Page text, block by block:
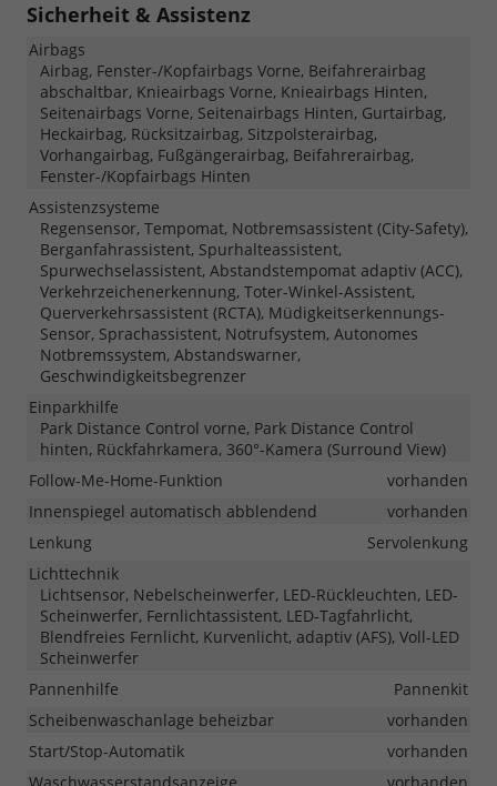
Sicherheit & Assistenz
Airbags
Airbag, Fenster-/Kopfairbags Vorne, Beifahrerairbag
abschaltbar, Knieairbags Vorne, Knieairbags Hinten,
Seitenairbags Vorne, Seitenairbags Hinten, Gurtairbag,
Heckairbag, Rücksitzairbag, Sitzpolsterairbag,
Vorhangairbag, Fußgängerairbag, Beifahrerairbag,
Fenster-/Kopfairbags Hinten
Assistenzsysteme
Regensensor, Tempomat, Notbremsassistent (City-Safety),
Berganfahrassistent, Spurhalteassistent,
Spurwechselassistent, Abstandstempomat adaptiv (ACC),
Verkehrzeichenerkennung, Toter-Winkel-Assistent,
Querverkehrsassistent (RCTA), Müdigkeitserkennungs-
Sensor, Sprachassistent, Notrufsystem, Autonomes
Notbremssystem, Abstandswarner,
Geschwindigkeitsbegrenzer
Einparkhilfe
Park Distance Control vorne, Park Distance Control
hinten, Rückfahrkamera, 360°-Kamera (Surround View)
Follow-Me-Home-Funktion
vorhanden
Innenspiegel automatisch abblendend
vorhanden
Lenkung
Servolenkung
Lichttechnik
Lichtsensor, Nebelscheinwerfer, LED-Rückleuchten, LED-
Scheinwerfer, Fernlichtassistent, LED-Tagfahrlicht,
Blendfreies Fernlicht, Kurvenlicht, adaptiv (AFS), Voll-LED
Scheinwerfer
Pannenhilfe
Pannenkit
Scheibenwaschanlage beheizbar
vorhanden
Start/Stop-Automatik
vorhanden